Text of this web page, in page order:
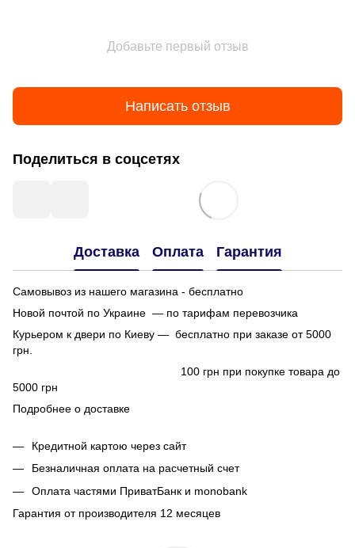
Добавьте первый отзыв
Написать отзыв
Поделиться в соцсетях
Доставка Оплата Гарантия
Самовывоз из нашего магазина - бесплатно
Новой почтой по Украине — по тарифам перевозчика
Курьером к двери по Киеву — бесплатно при заказе от 5000
грн.
100 грн при покупке товара до
5000 грн
Подробнее о доставке
Кредитной картою через сайт
Безналичная оплата на расчетный счет
Оплата частями ПриватБанк и monobank
Гарантия от производителя 12 месяцев